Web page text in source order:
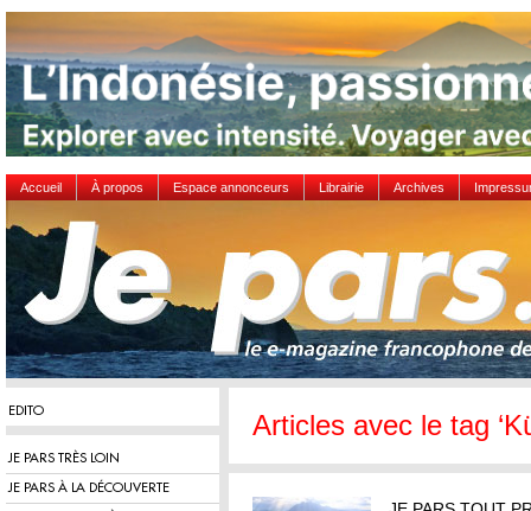
Accueil À propos Espace annonceurs Librairie Archives
EDITO
JE PARS TRÈS LOIN
JE PARS À LA DÉCOUVERTE
Articles avec le tag